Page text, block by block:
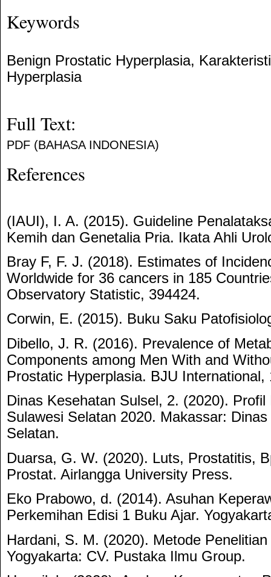
Keywords
Benign Prostatic Hyperplasia,
Hyperplasia
Full Text:
PDF (BAHASA INDONESIA)
References
(IAUI), I. A. (2015). Guideline
Kemih dan Genetalia Pria. Ikata Ahli
Bray F, F. J. (2018). Estimates of
Worldwide for 36 cancers in 185
Observatory Statistic, 394424.
Corwin, E. (2015). Buku Saku
Dibello, J. R. (2016). Prevalence of
Components among Men With and
Prostatic Hyperplasia. BJU International,
Dinas Kesehatan Sulsel, 2. (2020).
Sulawesi Selatan 2020. Makassar:
Selatan.
Duarsa, G. W. (2020). Luts, Prostatitis,
Prostat. Airlangga University Press.
Eko Prabowo, d. (2014). Asuhan
Perkemihan Edisi 1 Buku Ajar.
Hardani, S. M. (2020). Metode
Yogyakarta: CV. Pustaka Ilmu Group.